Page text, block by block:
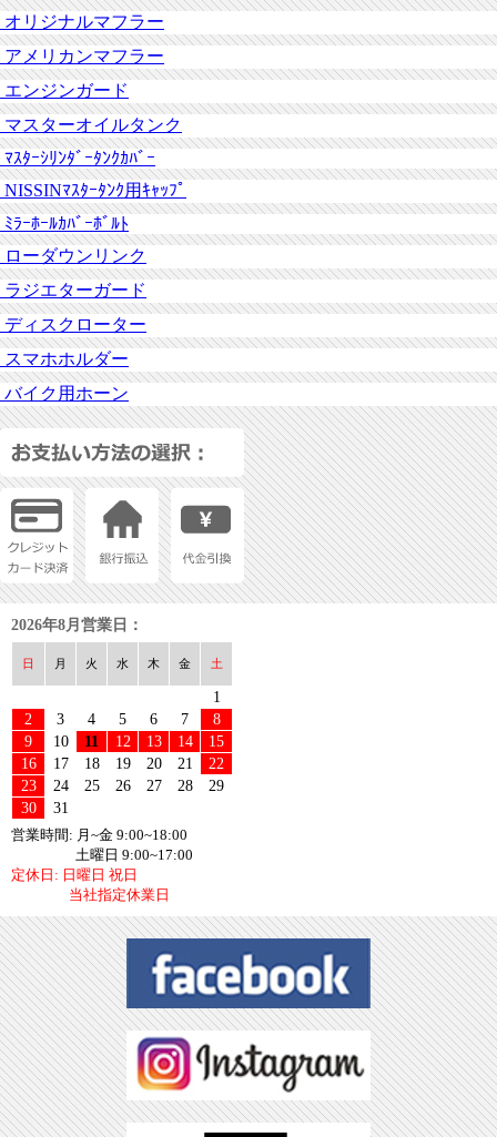
オリジナルマフラー
アメリカンマフラー
エンジンガード
マスターオイルタンク
ﾏｽﾀｰｼﾘﾝﾀﾞｰﾀﾝｸｶﾊﾞｰ
NISSINﾏｽﾀｰﾀﾝｸ用ｷｬｯﾌﾟ
ﾐﾗｰﾎｰﾙｶﾊﾞｰﾎﾞﾙﾄ
ローダウンリンク
ラジエターガード
ディスクローター
スマホホルダー
バイク用ホーン
2026年8月営業日：
日 月 火 水 木 金 土
1
2
3 4 5 6 7
8
9
10 11 12 13 14
15
16
17 18 19 20 21
22
23
24 25 26 27 28
29
30
31
営業時間: 月~金 9:00~18:00
土曜日 9:00~17:00
定休日: 日曜日 祝日
当社指定休業日